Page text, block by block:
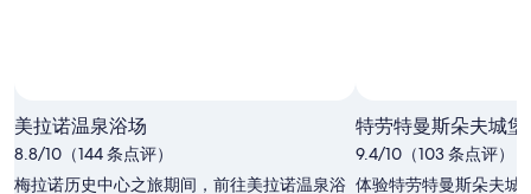
美拉诺温泉浴场
8.8/10（144 条点评）
梅拉诺历史中心之旅期间，前往美拉诺温泉浴
特劳特曼斯朵夫城堡
9.4/10（103 条点评）
体验特劳特曼斯朵夫城